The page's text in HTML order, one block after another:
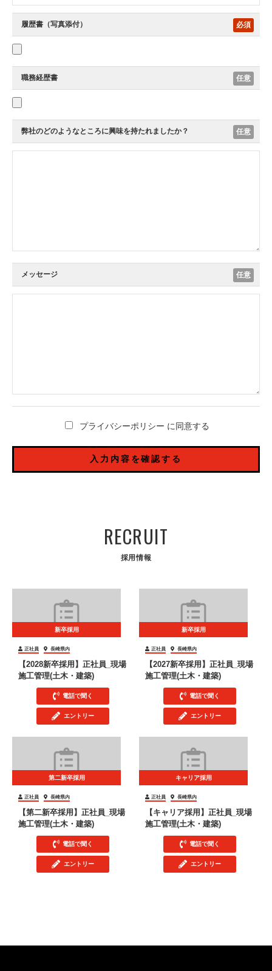
履歴書（写真添付） 必須
職務経歴書 任意
弊社のどのようなところに興味を持たれましたか？ 任意
メッセージ 任意
プライバシーポリシー に同意する
RECRUIT
採用情報
新卒採用
正社員 長崎県内
【2028新卒採用】正社員_現場
施工管理(土木・建築)
電話で聞く
エントリー
新卒採用
正社員 長崎県内
【2027新卒採用】正社員_現場
施工管理(土木・建築)
電話で聞く
エントリー
第二新卒採用
正社員 長崎県内
【第二新卒採用】正社員_現場
施工管理(土木・建築)
電話で聞く
エントリー
キャリア採用
正社員 長崎県内
【キャリア採用】正社員_現場
施工管理(土木・建築)
電話で聞く
エントリー